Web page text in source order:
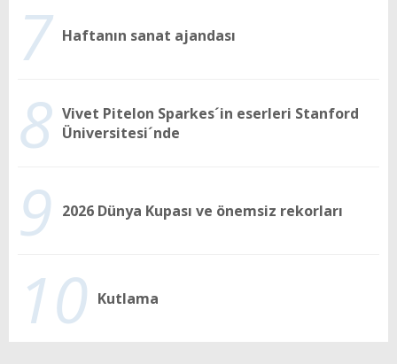
7 Haftanın sanat ajandası
8 Vivet Pitelon Sparkes´in eserleri Stanford
Üniversitesi´nde
9 2026 Dünya Kupası ve önemsiz rekorları
10 Kutlama